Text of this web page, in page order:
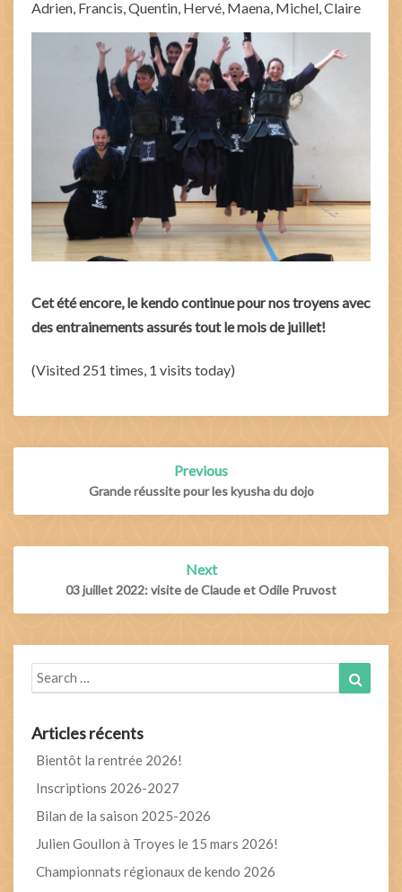
Adrien, Francis, Quentin, Hervé, Maena, Michel, Claire
Cet été encore, le kendo continue pour nos troyens avec
des entrainements assurés tout le mois de juillet!
(Visited 251 times, 1 visits today)
Post
Previous
Grande réussite pour les kyusha du dojo
Next
03 juillet 2022: visite de Claude et Odile Pruvost
Search
for:
Articles récents
Bientôt la rentrée 2026!
Inscriptions 2026-2027
Bilan de la saison 2025-2026
Julien Goullon à Troyes le 15 mars 2026!
Championnats régionaux de kendo 2026